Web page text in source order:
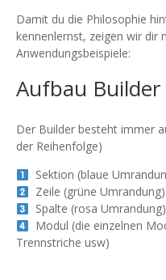
Damit du die Philosophie
kennenlernst, zeigen wir dir
Anwendungsbeispiele:
Aufbau Builder
Der Builder besteht immer
der Reihenfolge)
Sektion (blaue
Zeile (grüne Umrandung)
Spalte (rosa Umrandung)
Modul (die einzelnen
Trennstriche usw)